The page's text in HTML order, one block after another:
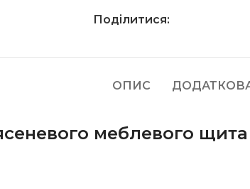
Поділитися:
ОПИС
меблевого